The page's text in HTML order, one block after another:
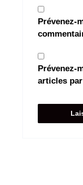
Prévenez-
Prévenez-
articles